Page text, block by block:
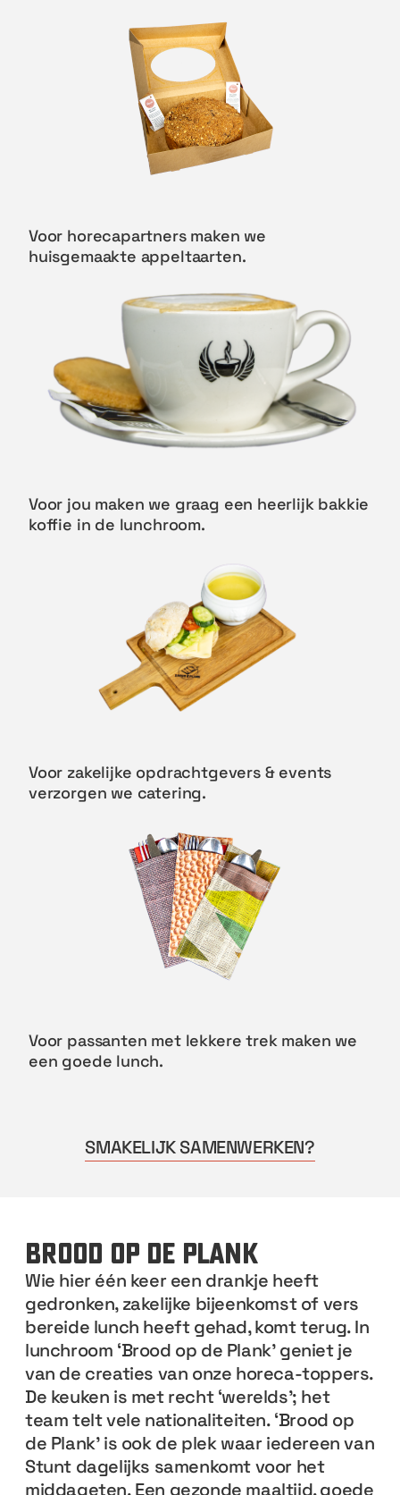
Voor horecapartners maken we
huisgemaakte appeltaarten.
Voor jou maken we graag een heerlijk bakkie
koffie in de lunchroom.
Voor zakelijke opdrachtgevers & events
verzorgen we catering.
Voor passanten met lekkere trek maken we
een goede lunch.
SMAKELIJK SAMENWERKEN?
brood op de plank
Wie hier één keer een drankje heeft
gedronken, zakelijke bijeenkomst of vers
bereide lunch heeft gehad, komt terug. In
lunchroom ‘Brood op de Plank’ geniet je
van de creaties van onze horeca-toppers.
De keuken is met recht ‘werelds’; het
team telt vele nationaliteiten. ‘Brood op
de Plank’ is ook de plek waar iedereen van
Stunt dagelijks samenkomt voor het
middageten. Een gezonde maaltijd, goede